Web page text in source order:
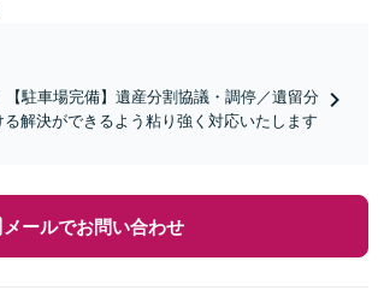
駐車場完備】遺産分割協議・調停／遺留分
解決ができるよう粘り強く対応いたします
メールでお問い合わせ